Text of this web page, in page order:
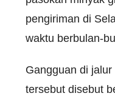
pengiriman di
waktu berbulan-
Gangguan di
tersebut disebut